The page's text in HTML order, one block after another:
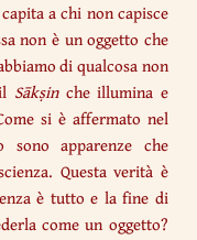
a chi non capisce
non è un oggetto che
di qualcosa non
Sākṣin che illumina e
si è affermato nel
sono apparenze che
Questa verità è
è tutto e la fine di
come un oggetto?